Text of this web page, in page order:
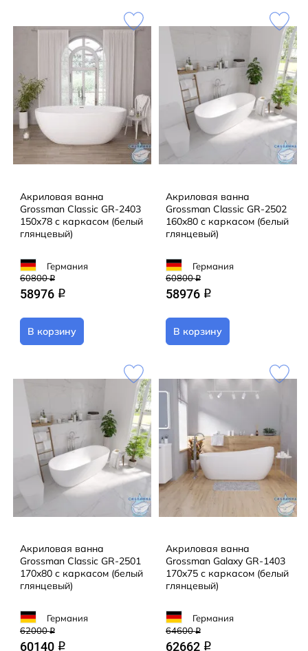
Акриловая ванна
Grossman Classic GR-2403
150x78 с каркасом (белый
глянцевый)
Германия
60800q
58976 q
В корзину
Акриловая ванна
Grossman Classic GR-2502
160x80 с каркасом (белый
глянцевый)
Германия
60800q
58976 q
В корзину
Акриловая ванна
Grossman Classic GR-2501
170x80 с каркасом (белый
глянцевый)
Германия
62000q
60140 q
Акриловая ванна
Grossman Galaxy GR-1403
170x75 с каркасом (белый
глянцевый)
Германия
64600q
62662 q